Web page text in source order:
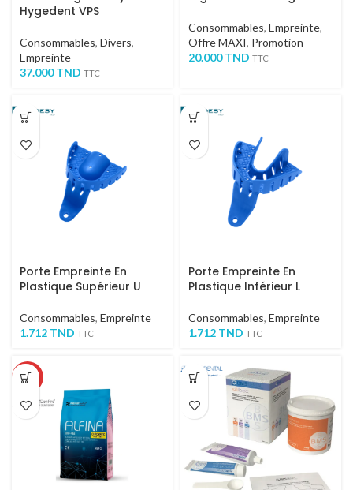
Hygedent VPS
Consommables, Divers,
Empreinte
37.000TND TTC
Consommables, Empreinte,
Offre MAXI, Promotion
20.000TND TTC
Porte Empreinte En
Plastique Supérieur U
Consommables, Empreinte
1.712 TND TTC
Porte Empreinte En
Plastique Inférieur L
Consommables, Empreinte
1.712 TND TTC
-46%